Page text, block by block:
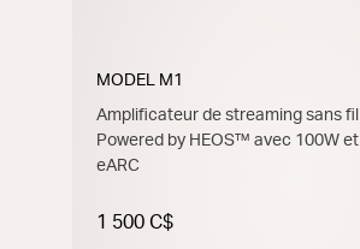
MODEL M1
Amplificateur de streaming sans fil
Powered by HEOS™ avec 100W et
eARC
1 500 C$